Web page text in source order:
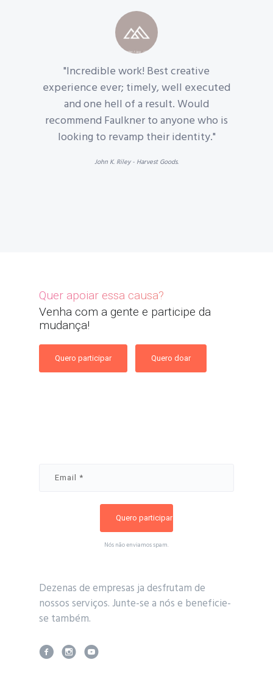
"Incredible work! Best creative
experience ever; timely, well executed
and one hell of a result. Would
recommend Faulkner to anyone who is
looking to revamp their identity."
John K. Riley - Harvest Goods.
Quer apoiar essa causa?
Venha com a gente e participe da
mudança!
Quero participar Quero doar
Nós não enviamos spam.
Dezenas de empresas ja desfrutam de
nossos serviços. Junte-se a nós e beneficie-
se também.